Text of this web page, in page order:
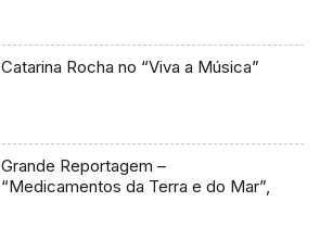
Catarina Rocha no “Viva a Música”
Grande Reportagem –
“Medicamentos da Terra e do Mar”,